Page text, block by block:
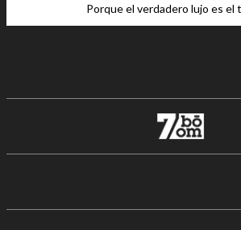
Porque el verdadero lujo es el